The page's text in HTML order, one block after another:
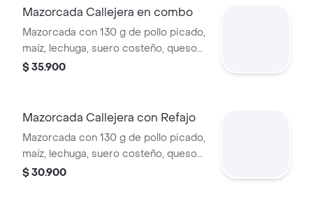
PET
Mazorcada Callejera en combo
Mazorcada con 130 g de pollo picado,
maíz, lechuga, suero costeño, queso
costeño, salsa BBQ, salsa Corral,
$ 35.900
Mazorcada Callejera con Refajo
Mazorcada con 130 g de pollo picado,
maíz, lechuga, suero costeño, queso
costeño, salsa BBQ, salsa Corral,
$ 30.900